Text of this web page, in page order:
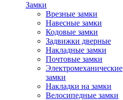
Замки
Врезные замки
Навесные замки
Кодовые замки
Задвижки дверные
Накладные замки
Почтовые замки
Электромеханические
замки
Накладки на замки
Велосипедные замки